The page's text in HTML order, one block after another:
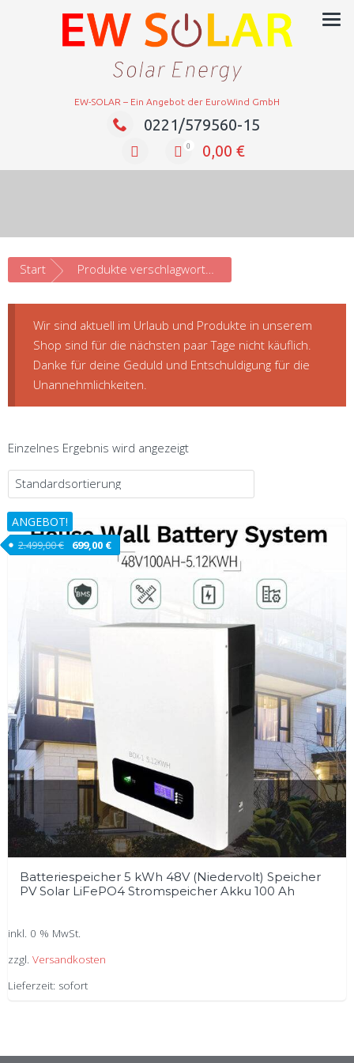
EW-SOLAR – Ein Angebot der EuroWind GmbH
0221/579560-15
0 0,00 €
Start Produkte verschlagwortet mit „Solar“
Wir sind aktuell im Urlaub und Produkte in unserem
Shop sind für die nächsten paar Tage nicht käuflich.
Danke für deine Geduld und Entschuldigung für die
Unannehmlichkeiten.
Einzelnes Ergebnis wird angezeigt
ANGEBOT!
Batteriespeicher 5 kWh 48V (Niedervolt) Speicher
PV Solar LiFePO4 Stromspeicher Akku 100 Ah
2.499,00€ 699,00 €
inkl. 0 % MwSt.
zzgl. Versandkosten
Lieferzeit: sofort